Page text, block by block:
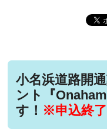
小名浜道路開
ント『
す！ ※申込終了